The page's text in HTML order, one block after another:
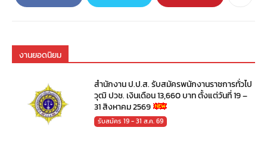
งานยอดนิยม
สำนักงาน ป.ป.ส. รับสมัครพนักงานราชการทั่วไป
วุฒิ ปวช. เงินเดือน 13,660 บาท ตั้งแต่วันที่ 19 –
31 สิงหาคม 2569
รับสมัคร 19 - 31 ส.ค. 69